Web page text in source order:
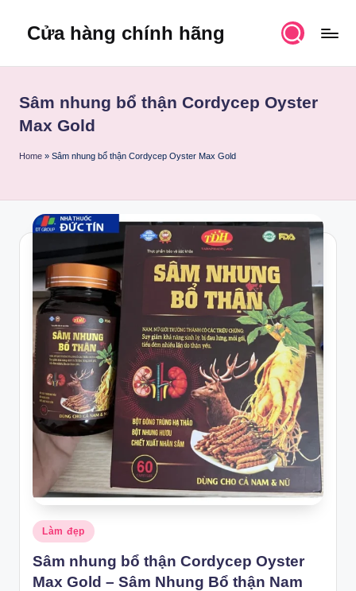
Cửa hàng chính hãng
Sâm nhung bổ thận Cordycep Oyster
Max Gold
Home » Sâm nhung bổ thận Cordycep Oyster Max Gold
Posted
in
Làm đẹp
Sâm nhung bổ thận Cordycep Oyster
Max Gold – Sâm Nhung Bổ thận Nam